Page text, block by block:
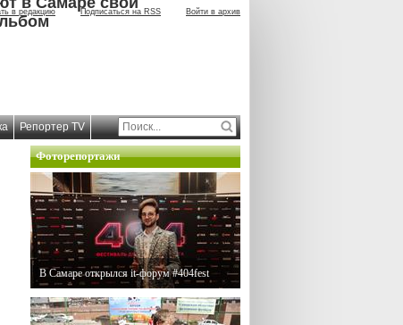
в редакцию Подписаться на RSS Войти в архив
Репортер TV
Фоторепортажи
В Самаре открылся it-форум #404fest